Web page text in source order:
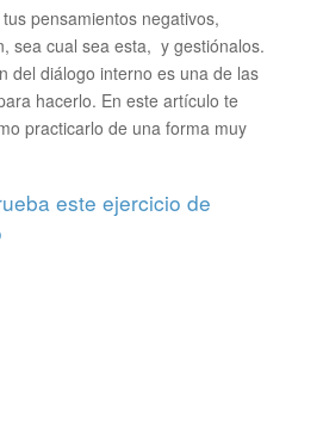
pensamientos negativos,
sea cual sea esta, y gestiónalos.
del diálogo interno es una de las
hacerlo. En este artículo te
practicarlo de una forma muy
este ejercicio de